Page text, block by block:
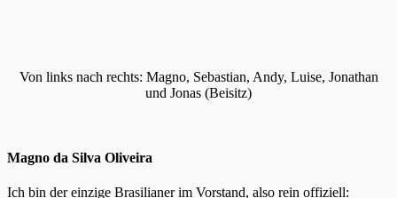
Von links nach rechts: Magno, Sebastian, Andy, Luise, Jonathan
und Jonas (Beisitz)
Magno da Silva Oliveira
Ich bin der einzige Brasilianer im Vorstand, also rein offiziell: